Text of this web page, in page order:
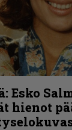
Esko
hienot